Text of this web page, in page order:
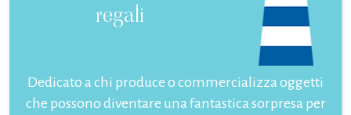
regali
Dedicato a chi produce o commercializza oggetti
che possono diventare una fantastica sorpresa per